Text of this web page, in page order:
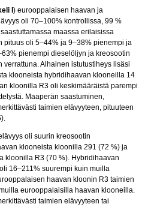
I ) eurooppalaisen haavan ja
oli 70–100% kontrollissa, 99 %
maassa erilaisissa
pituus oli 5–44% ja 9–38% pienempi ja
pienempi dieselöljyn ja kreosootin
Alhainen istutustiheys lisäsi
klooneista hybridihaavan klooneilla 14
kloonilla R3 oli keskimääräistä parempi
Maaperän saastuminen,
taimien elävyyteen, pituuteen
oli suurin kreosootin
klooneista kloonilla 291 (72 %) ja
kloonilla R3 (70 %). Hybridihaavan
16–211% suurempi kuin muilla
haavan kloonin R3 taimien
eurooppalaisilla haavan klooneilla.
taimien elävyyteen tai